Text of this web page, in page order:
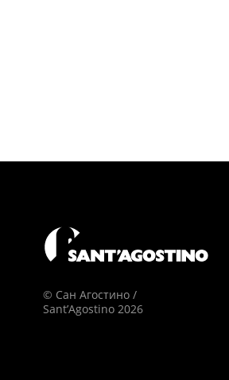
© Сан Агостино /
Sant’Agostino 2026